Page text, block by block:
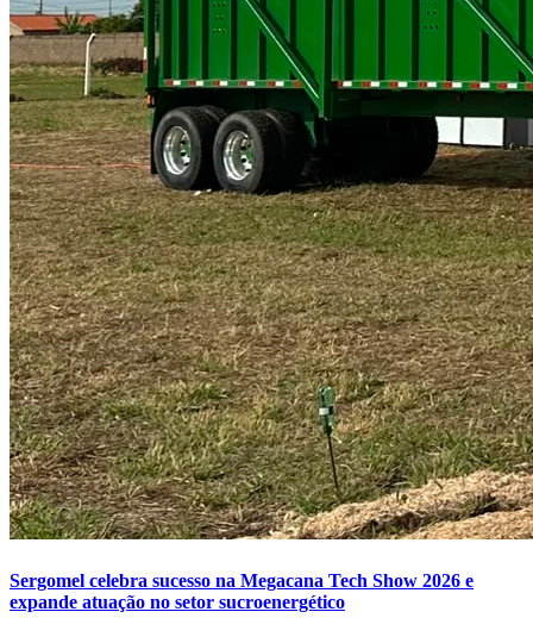
Sergomel celebra sucesso na Megacana Tech Show 2026 e
expande atuação no setor sucroenergético